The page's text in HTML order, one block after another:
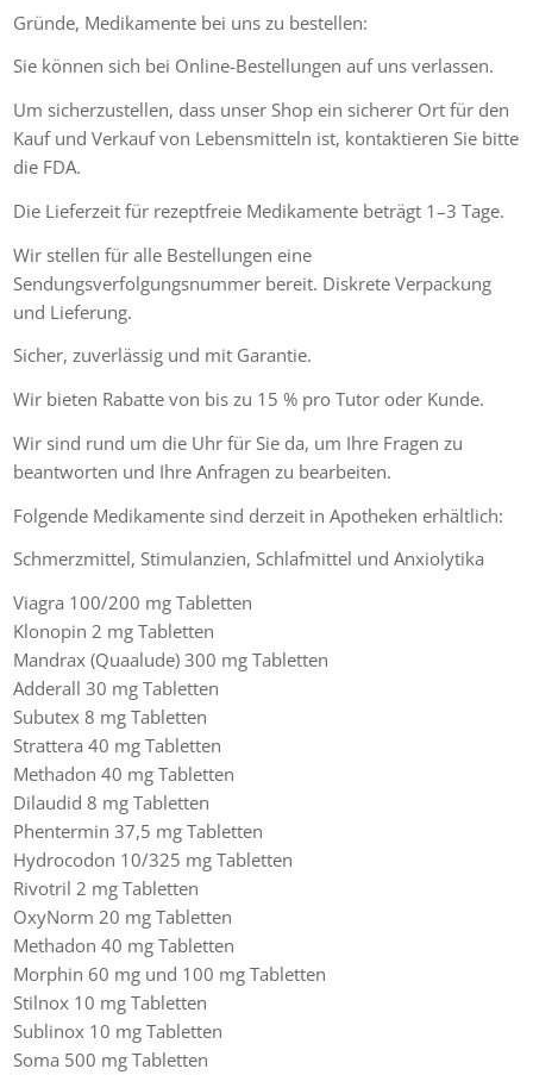
Gründe, Medikamente bei uns zu bestellen:
Sie können sich bei Online-Bestellungen auf uns verlassen.
Um sicherzustellen, dass unser Shop ein sicherer Ort für den
Kauf und Verkauf von Lebensmitteln ist, kontaktieren Sie bitte
die FDA.
Die Lieferzeit für rezeptfreie Medikamente beträgt 1–3 Tage.
Wir stellen für alle Bestellungen eine
Sendungsverfolgungsnummer bereit. Diskrete Verpackung
und Lieferung.
Sicher, zuverlässig und mit Garantie.
Wir bieten Rabatte von bis zu 15 % pro Tutor oder Kunde.
Wir sind rund um die Uhr für Sie da, um Ihre Fragen zu
beantworten und Ihre Anfragen zu bearbeiten.
Folgende Medikamente sind derzeit in Apotheken erhältlich:
Schmerzmittel, Stimulanzien, Schlafmittel und Anxiolytika
Viagra 100/200 mg Tabletten
Klonopin 2 mg Tabletten
Mandrax (Quaalude) 300 mg Tabletten
Adderall 30 mg Tabletten
Subutex 8 mg Tabletten
Strattera 40 mg Tabletten
Methadon 40 mg Tabletten
Dilaudid 8 mg Tabletten
Phentermin 37,5 mg Tabletten
Hydrocodon 10/325 mg Tabletten
Rivotril 2 mg Tabletten
OxyNorm 20 mg Tabletten
Methadon 40 mg Tabletten
Morphin 60 mg und 100 mg Tabletten
Stilnox 10 mg Tabletten
Sublinox 10 mg Tabletten
Soma 500 mg Tabletten